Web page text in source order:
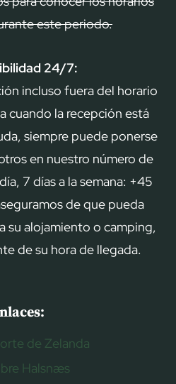
este periodo.
24/7:
incluso fuera del horario
cuando la recepción está
siempre puede ponerse
en nuestro número de
7 días a la semana: +45
de que pueda
su alojamiento o camping,
de su hora de llegada.
de Zelanda
Halsnæs